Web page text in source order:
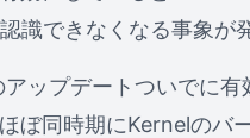
識できなくなる事象が
アップデートついでに有
ぼ同時期にKernelのバ